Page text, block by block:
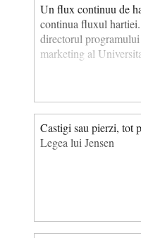
Un flux continuu de
continua fluxul
directorul
marketing al
Castigi sau pierzi, tot
Legea lui Jensen